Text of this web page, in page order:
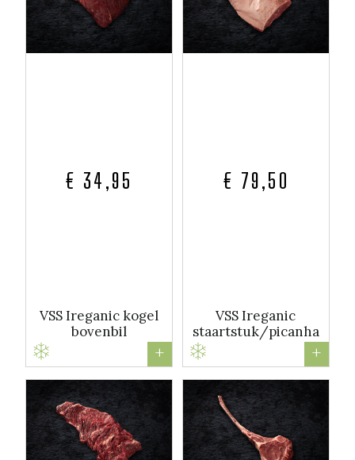
€ 34,95
VSS Ireganic kogel
bovenbil
+
€ 79,50
VSS Ireganic
staartstuk/picanha
+